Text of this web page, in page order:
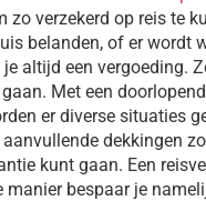
zo verzekerd op reis te
belanden, of er wordt
altijd een vergoeding.
Met een
er diverse situaties
dekkingen
kunt gaan. Een
manier bespaar je